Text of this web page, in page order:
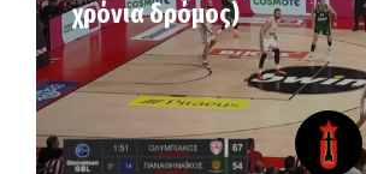
χρόνια δρόμος)